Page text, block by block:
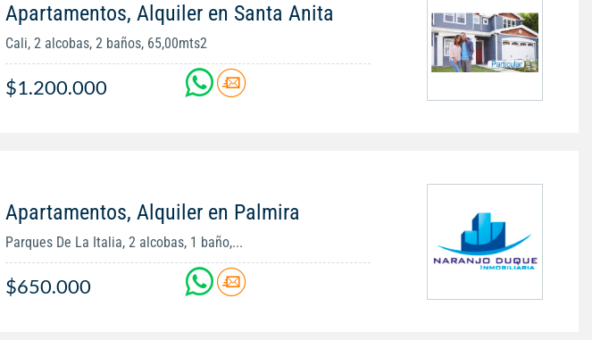
Apartamentos, Alquiler en Santa Anita
Cali, 2 alcobas, 2 baños, 65,00mts2
$1.200.000
Apartamentos, Alquiler en Palmira
Parques De La Italia, 2 alcobas, 1 baño,...
$650.000